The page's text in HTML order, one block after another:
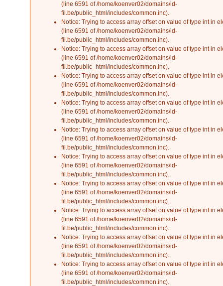
(line 6591 of/home/koenver02/domains/id-
fil.be/public_html/includes/common.inc).
Notice: Trying to access array offset on value of type int in
(line 6591 of/home/koenver02/domains/id-
fil.be/public_html/includes/common.inc).
Notice: Trying to access array offset on value of type int in
(line 6591 of/home/koenver02/domains/id-
fil.be/public_html/includes/common.inc).
Notice: Trying to access array offset on value of type int in
(line 6591 of/home/koenver02/domains/id-
fil.be/public_html/includes/common.inc).
Notice: Trying to access array offset on value of type int in
(line 6591 of/home/koenver02/domains/id-
fil.be/public_html/includes/common.inc).
Notice: Trying to access array offset on value of type int in
(line 6591 of/home/koenver02/domains/id-
fil.be/public_html/includes/common.inc).
Notice: Trying to access array offset on value of type int in
(line 6591 of/home/koenver02/domains/id-
fil.be/public_html/includes/common.inc).
Notice: Trying to access array offset on value of type int in
(line 6591 of/home/koenver02/domains/id-
fil.be/public_html/includes/common.inc).
Notice: Trying to access array offset on value of type int in
(line 6591 of/home/koenver02/domains/id-
fil.be/public_html/includes/common.inc).
Notice: Trying to access array offset on value of type int in
(line 6591 of/home/koenver02/domains/id-
fil.be/public_html/includes/common.inc).
Notice: Trying to access array offset on value of type int in
(line 6591 of/home/koenver02/domains/id-
fil.be/public_html/includes/common.inc).